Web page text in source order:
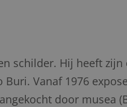
schilder. Hij heeft
Vanaf 1976
door musea